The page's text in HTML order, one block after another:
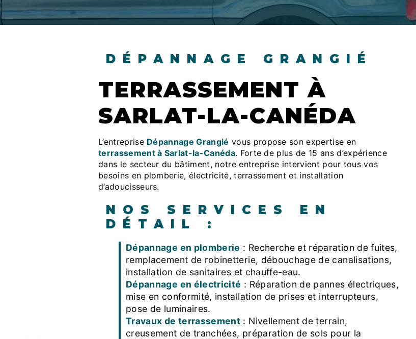
DÉPANNAGE GRANGIÉ
TERRASSEMENT À
SARLAT-LA-CANÉDA
L’entreprise Dépannage Grangié vous propose son expertise en
terrassement à Sarlat-la-Canéda. Forte de plus de 15 ans d’expérience
dans le secteur du bâtiment, notre entreprise intervient pour tous vos
besoins en plomberie, électricité, terrassement et installation
d’adoucisseurs.
NOS SERVICES EN
DÉTAIL :
Dépannage en plomberie : Recherche et réparation de fuites,
remplacement de robinetterie, débouchage de canalisations,
installation de sanitaires et chauffe-eau.
Dépannage en électricité : Réparation de pannes électriques,
mise en conformité, installation de prises et interrupteurs,
pose de luminaires.
Travaux de terrassement : Nivellement de terrain,
creusement de tranchées, préparation de sols pour la